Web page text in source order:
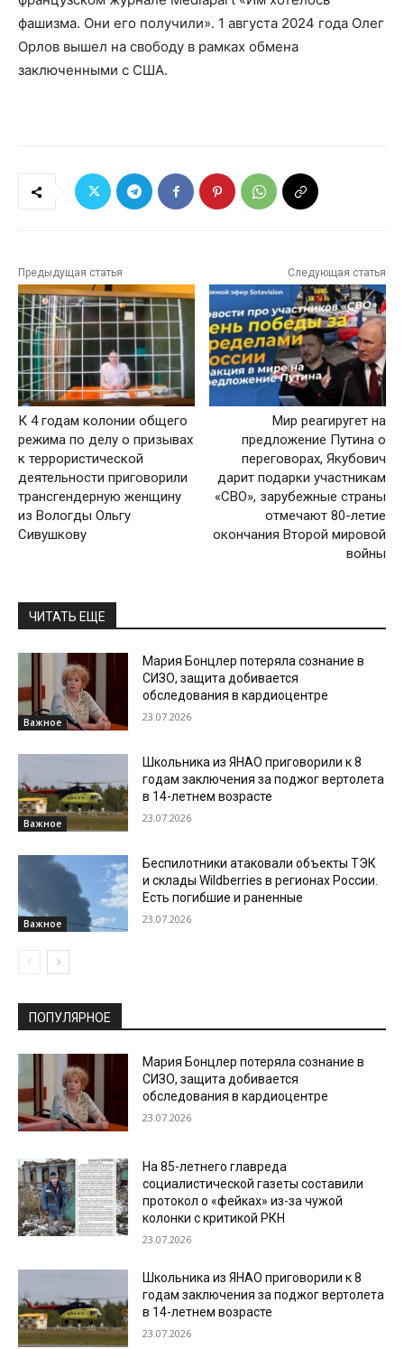
фашизма. Они его получили». 1 августа 2024 года Олег
Орлов вышел на свободу в рамках обмена
заключенными с США.
Предыдущая статья
К 4 годам колонии общего
режима по делу о призывах
к террористической
деятельности приговорили
трансгендерную женщину
из Вологды Ольгу
Сивушкову
Следующая статья
Мир реагиругет на
предложение Путина о
переговорах, Якубович
дарит подарки участникам
«СВО», зарубежные страны
отмечают 80-летие
окончания Второй мировой
войны
ЧИТАТЬ ЕЩЕ
Важное
Мария Бонцлер потеряла сознание в
СИЗО, защита добивается
обследования в кардиоцентре
23.07.2026
Важное
Школьника из ЯНАО приговорили к 8
годам заключения за поджог вертолета
в 14-летнем возрасте
23.07.2026
Важное
Беспилотники атаковали объекты ТЭК
и склады Wildberries в регионах России.
Есть погибшие и раненные
23.07.2026
ПОПУЛЯРНОЕ
Мария Бонцлер потеряла сознание в
СИЗО, защита добивается
обследования в кардиоцентре
23.07.2026
На 85-летнего главреда
социалистической газеты составили
протокол о «фейках» из-за чужой
колонки с критикой РКН
23.07.2026
Школьника из ЯНАО приговорили к 8
годам заключения за поджог вертолета
в 14-летнем возрасте
23.07.2026